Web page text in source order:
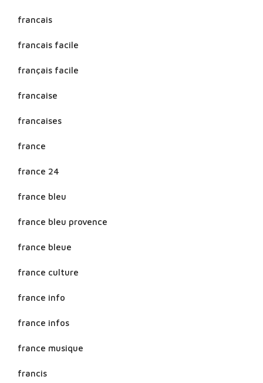
francais
francais facile
français facile
francaise
francaises
france
france 24
france bleu
france bleu provence
france bleue
france culture
france info
france infos
france musique
francis